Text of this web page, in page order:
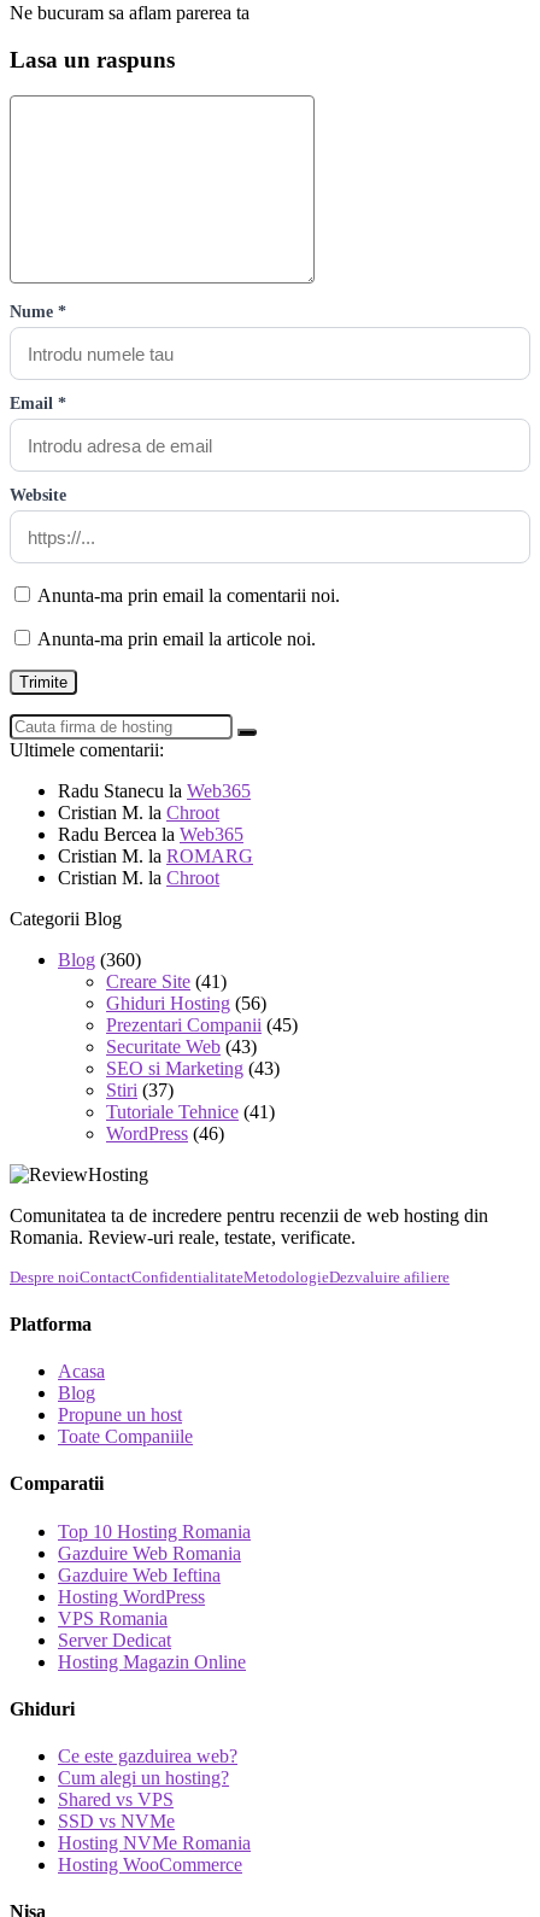
Ne bucuram sa aflam parerea ta
Lasa un raspuns
Nume *
Email *
Website
Anunta-ma prin email la comentarii noi.
Anunta-ma prin email la articole noi.
Ultimele comentarii:
Radu Stanecu la Web365
Cristian M. la Chroot
Radu Bercea la Web365
Cristian M. la ROMARG
Cristian M. la Chroot
Categorii Blog
Blog (360)
Creare Site (41)
Ghiduri Hosting (56)
Prezentari Companii (45)
Securitate Web (43)
SEO si Marketing (43)
Stiri (37)
Tutoriale Tehnice (41)
WordPress (46)
Comunitatea ta de incredere pentru recenzii de web hosting din
Romania. Review-uri reale, testate, verificate.
Despre noiContactConfidentialitateMetodologieDezvaluire afiliere
Platforma
Acasa
Blog
Propune un host
Toate Companiile
Comparatii
Top 10 Hosting Romania
Gazduire Web Romania
Gazduire Web Ieftina
Hosting WordPress
VPS Romania
Server Dedicat
Hosting Magazin Online
Ghiduri
Ce este gazduirea web?
Cum alegi un hosting?
Shared vs VPS
SSD vs NVMe
Hosting NVMe Romania
Hosting WooCommerce
Nisa